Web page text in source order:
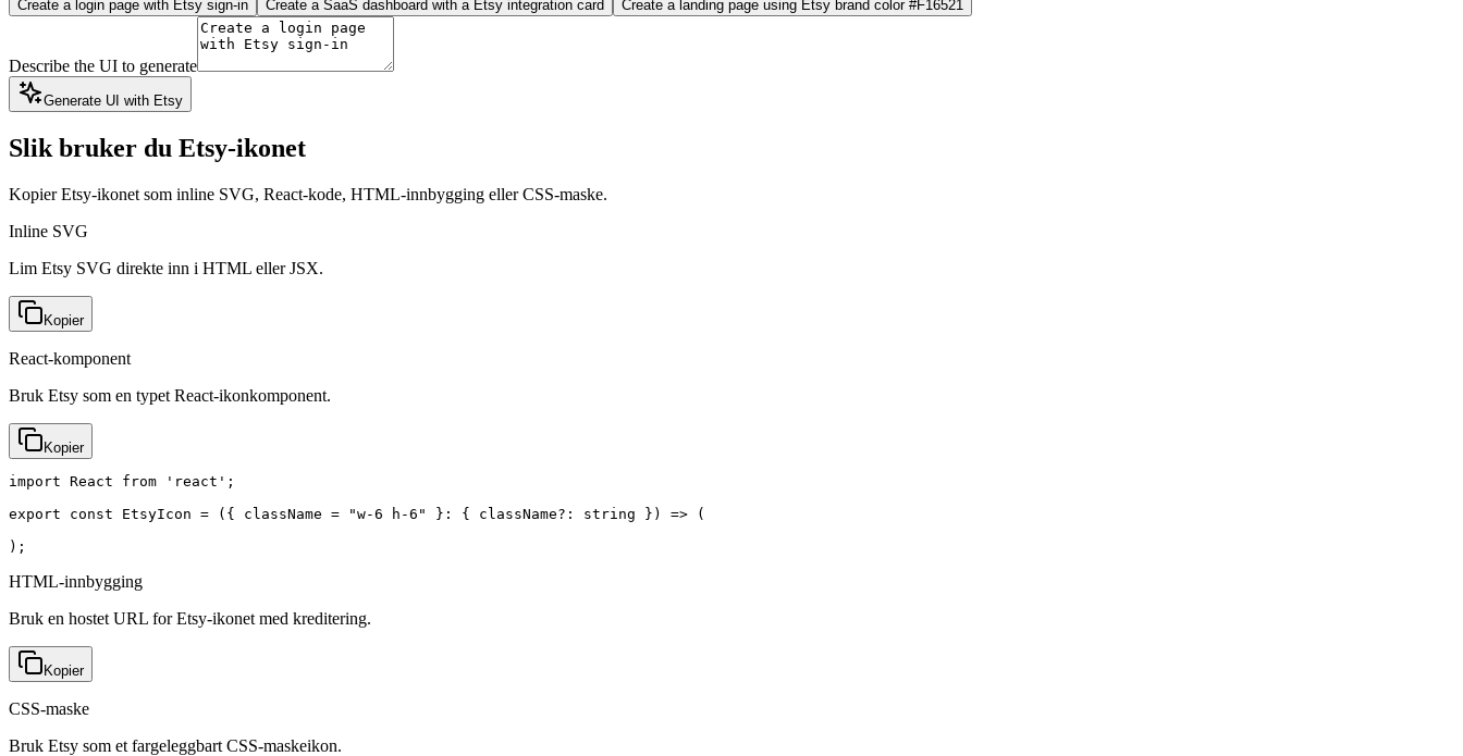
Create a login page with Etsy sign-in Create a SaaS dashboard with a Etsy integration card Create a landing page using Etsy brand color #F16521
Describe the UI to generate
Generate UI with Etsy
Slik bruker du Etsy-ikonet
Kopier Etsy-ikonet som inline SVG, React-kode, HTML-innbygging eller CSS-maske.
Inline SVG
Lim Etsy SVG direkte inn i HTML eller JSX.
Kopier
React-komponent
Bruk Etsy som en typet React-ikonkomponent.
Kopier
import React from 'react';
export const EtsyIcon = ({ className = "w-6 h-6" }: { className?: string }) => (
);
HTML-innbygging
Bruk en hostet URL for Etsy-ikonet med kreditering.
Kopier
CSS-maske
Bruk Etsy som et fargeleggbart CSS-maskeikon.